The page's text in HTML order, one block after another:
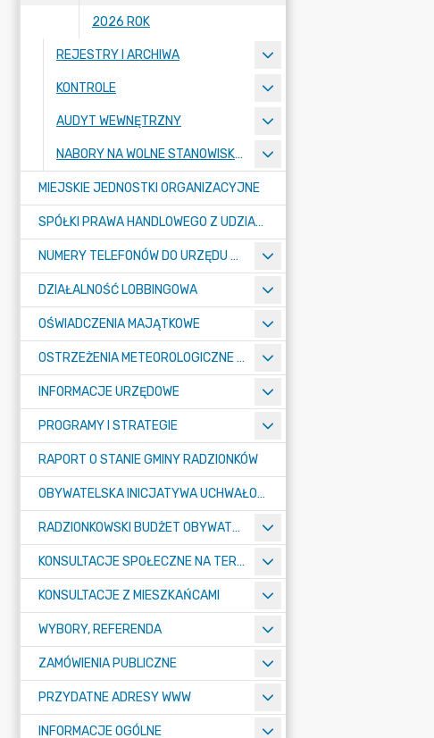
2026 ROK
REJESTRY I ARCHIWA
KONTROLE
AUDYT WEWNĘTRZNY
NABORY NA WOLNE STANOWISKA PRACY
MIEJSKIE JEDNOSTKI ORGANIZACYJNE
SPÓŁKI PRAWA HANDLOWEGO Z UDZIAŁEM GMINY
NUMERY TELEFONÓW DO URZĘDU MIASTA, MIEJSKICH JEDNOSTEK ORGANIZACYJNYCH ORAZ SPÓŁEK PRAWA HANDLOWEGO Z UDZIAŁEM GMINY
DZIAŁALNOŚĆ LOBBINGOWA
OŚWIADCZENIA MAJĄTKOWE
OSTRZEŻENIA METEOROLOGICZNE O ZŁYM STANIE POWIETRZA I INNE
INFORMACJE URZĘDOWE
PROGRAMY I STRATEGIE
RAPORT O STANIE GMINY RADZIONKÓW
OBYWATELSKA INICJATYWA UCHWAŁODAWCZA
RADZIONKOWSKI BUDŻET OBYWATELSKI
KONSULTACJE SPOŁECZNE NA TERENIE MIASTA RADZIONKÓW
KONSULTACJE Z MIESZKAŃCAMI
WYBORY, REFERENDA
ZAMÓWIENIA PUBLICZNE
PRZYDATNE ADRESY WWW
INFORMACJE OGÓLNE